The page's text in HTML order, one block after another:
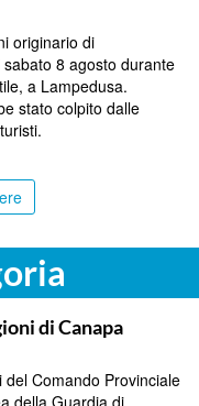
originario di
8 agosto durante
a Lampedusa.
stato colpito dalle
di Canapa
del Comando Provinciale